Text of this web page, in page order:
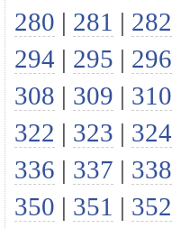
280 | 281 | 282
294 | 295 | 296
308 | 309 | 310
322 | 323 | 324
336 | 337 | 338
350 | 351 | 352